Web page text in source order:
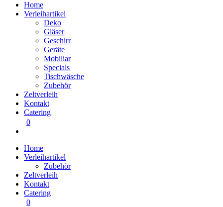
Home
Verleihartikel
Deko
Gläser
Geschirr
Geräte
Mobiliar
Specials
Tischwäsche
Zubehör
Zeltverleih
Kontakt
Catering
0
Home
Verleihartikel
Zubehör
Zeltverleih
Kontakt
Catering
0